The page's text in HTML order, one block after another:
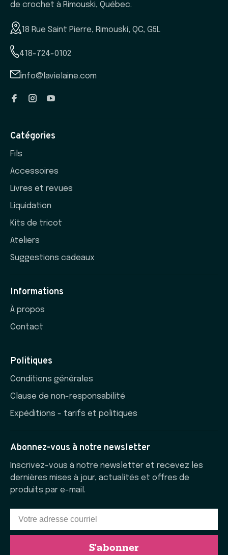
de crochet à Rimouski, Québec.
18 Rue Saint Pierre, Rimouski, QC, G5L
418-724-0102
info@lavielaine.com
Catégories
Fils
Accessoires
Livres et revues
Liquidation
Kits de tricot
Ateliers
Suggestions cadeaux
Informations
À propos
Contact
Politiques
Conditions générales
Clause de non-responsabilité
Expéditions - tarifs et politiques
Abonnez-vous à notre newsletter
Inscrivez-vous à notre newsletter et recevez les
dernières mises à jour, actualités et offres de
produits par e-mail.
S'abonner